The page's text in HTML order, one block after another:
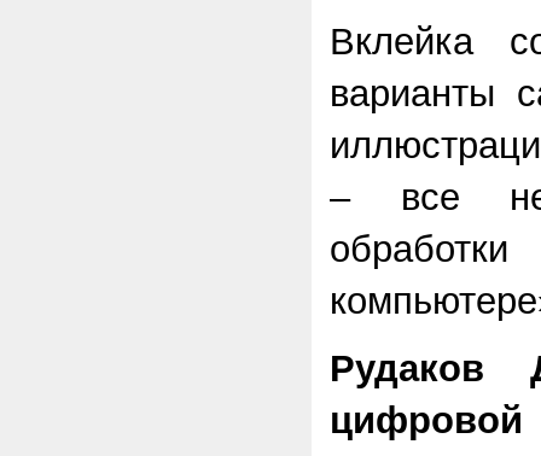
Вклейка
варианты
– все
Рудаков